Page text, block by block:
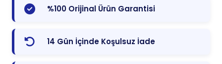
%100 Orijinal Ürün Garantisi
14 Gün İçinde Koşulsuz İade